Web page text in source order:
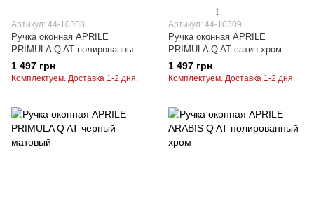
Артикул: 44-10308
Ручка оконная APRILE
PRIMULA Q AT полированный
хром
1 497 грн
Комплектуем. Доставка 1-2 дня.
1
Артикул: 44-10309
Ручка оконная APRILE
PRIMULA Q AT сатин хром
1 497 грн
Комплектуем. Доставка 1-2 дня.